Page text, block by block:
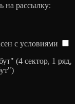
на рассылку:
с условиями
(4 сектор, 1 ряд,